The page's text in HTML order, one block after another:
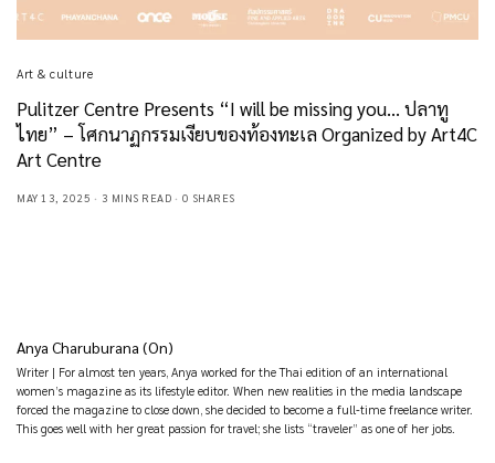
Art & culture
Pulitzer Centre Presents “I will be missing you… ปลาทู
ไทย” – โศกนาฏกรรมเงียบของท้องทะเล Organized by Art4C
Art Centre
MAY 13, 2025 3 MINS READ 0 SHARES
Anya Charuburana (On)
Writer | For almost ten years, Anya worked for the Thai edition of an international
women’s magazine as its lifestyle editor. When new realities in the media landscape
forced the magazine to close down, she decided to become a full-time freelance writer.
This goes well with her great passion for travel; she lists “traveler” as one of her jobs.